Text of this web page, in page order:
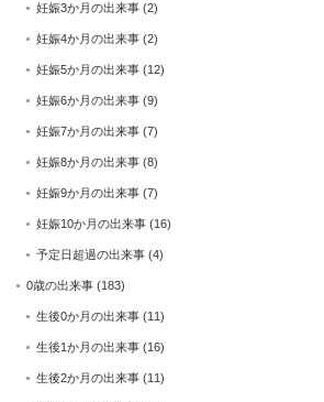
妊娠3か月の出来事 (2)
妊娠4か月の出来事 (2)
妊娠5か月の出来事 (12)
妊娠6か月の出来事 (9)
妊娠7か月の出来事 (7)
妊娠8か月の出来事 (8)
妊娠9か月の出来事 (7)
妊娠10か月の出来事 (16)
予定日超過の出来事 (4)
0歳の出来事 (183)
生後0か月の出来事 (11)
生後1か月の出来事 (16)
生後2か月の出来事 (11)